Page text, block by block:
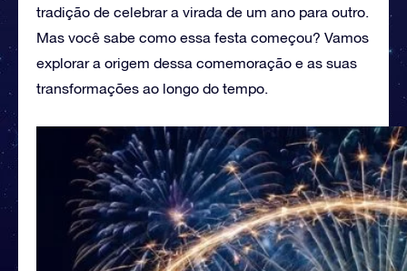
tradição de celebrar a virada de um ano para outro.
Mas você sabe como essa festa começou? Vamos
explorar a origem dessa comemoração e as suas
transformações ao longo do tempo.